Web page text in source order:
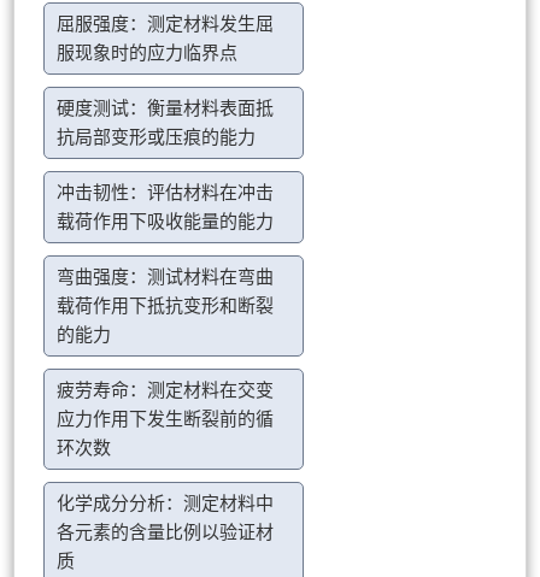
屈服强度：测定材料发生屈
服现象时的应力临界点
硬度测试：衡量材料表面抵
抗局部变形或压痕的能力
冲击韧性：评估材料在冲击
载荷作用下吸收能量的能力
弯曲强度：测试材料在弯曲
载荷作用下抵抗变形和断裂
的能力
疲劳寿命：测定材料在交变
应力作用下发生断裂前的循
环次数
化学成分分析：测定材料中
各元素的含量比例以验证材
质